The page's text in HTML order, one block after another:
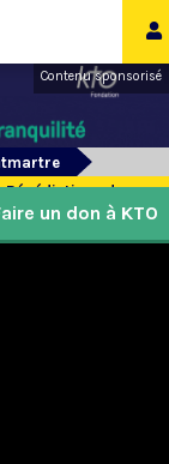
Contenu sponsorisé
Bénédictines du
un don à KTO